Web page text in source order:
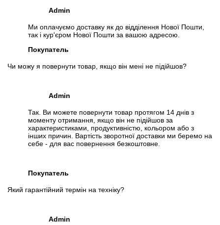
Admin
Ми оплачуємо доставку як до відділення Нової Пошти,
так і кур'єром Нової Пошти за вашою адресою.
Покупатель
Чи можу я повернути товар, якщо він мені не підійшов?
Admin
Так. Ви можете повернути товар протягом 14 днів з
моменту отримання, якщо він не підійшов за
характеристиками, продуктивністю, кольором або з
інших причин. Вартість зворотної доставки ми беремо на
себе - для вас повернення безкоштовне.
Покупатель
Який гарантійний термін на техніку?
Admin